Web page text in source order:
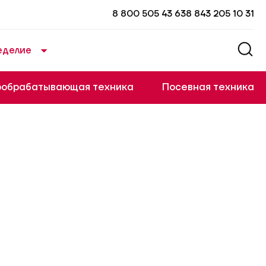
8 800 505 43 638 843 205 10 31
техника Посевная техника